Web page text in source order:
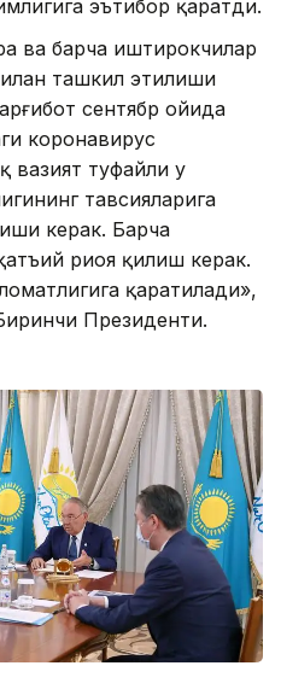
эътибор қаратди.
ва барча иштирокчилар
ташкил этилиши
сентябр ойида
коронавирус
вазият туфайли у
тавсияларига
керак. Барча
риоя қилиш керак.
қаратилади»,
Президенти.